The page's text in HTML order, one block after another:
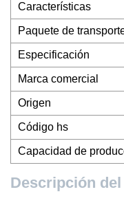
Características
Paquete de
Especificación
Marca comercial
Origen
Código hs
Capacidad de
Descripción